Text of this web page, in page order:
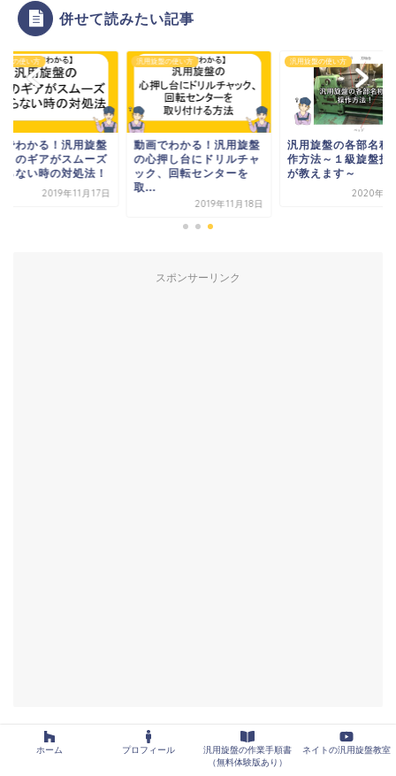
併せて読みたい記事
盤の使い方
でわかる！汎用旋盤
りのギアがスムーズ
らない時の対処法！
2019年11月17日
汎用旋盤の使い方
動画でわかる！汎用旋盤
の心押し台にドリルチャ
ック、回転センターを
取...
2019年11月18日
汎用旋盤の使い方
汎用旋盤の各部名称
作方法～１級旋盤技
が教えます～
2020年1
スポンサーリンク
動画でわかる！汎用旋盤の心押し台にド
リルチャック、回転センターを取り付
ホーム プロフィール
汎用旋盤の作業手順書
（無料体験版あり）
ネイトの汎用旋盤教室